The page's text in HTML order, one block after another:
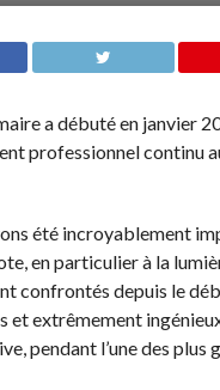
a débuté en janvier
professionnel continu
été incroyablement
en particulier à la
confrontés depuis le
extrêmement
pendant l’une des plus